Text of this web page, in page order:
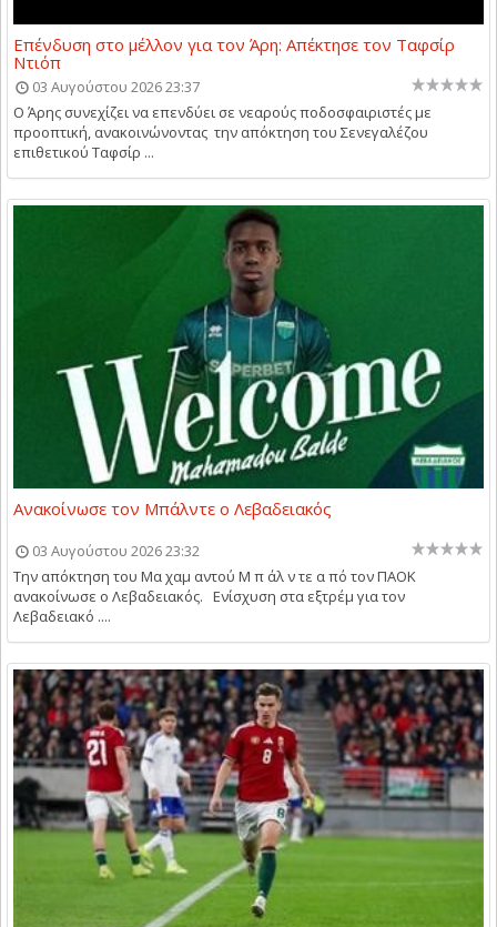
Επένδυση στο μέλλον για τον Άρη: Απέκτησε τον Ταφσίρ
Ντιόπ
03 Αυγούστου 2026 23:37
Ο Άρης συνεχίζει να επενδύει σε νεαρούς ποδοσφαιριστές με
προοπτική, ανακοινώνοντας την απόκτηση του Σενεγαλέζου
επιθετικού Ταφσίρ ...
Ανακοίνωσε τον Μπάλντε ο Λεβαδειακός
03 Αυγούστου 2026 23:32
Την απόκτηση του Μα χαμ αντού Μ π άλ ν τε α πό τον ΠΑΟΚ
ανακοίνωσε ο Λεβαδειακός. Ενίσχυση στα εξτρέμ για τον
Λεβαδειακό ....